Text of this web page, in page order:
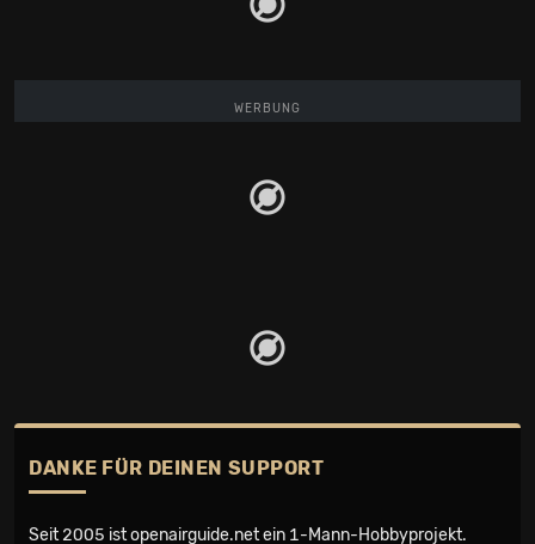
WERBUNG
DANKE FÜR DEINEN SUPPORT
Seit 2005 ist openairguide.net ein 1-Mann-Hobbyprojekt.